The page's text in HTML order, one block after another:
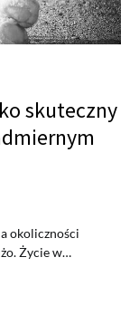
skuteczny
okoliczności
Życie w…